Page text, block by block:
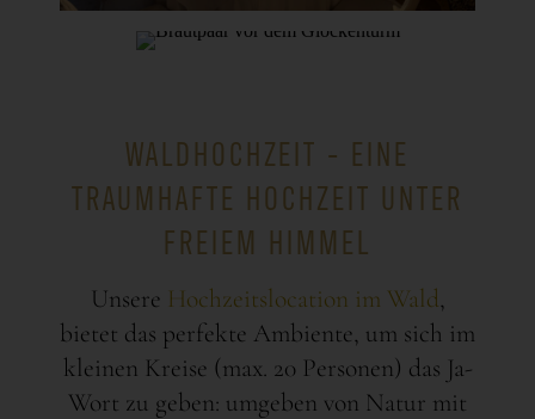
WALDHOCHZEIT - EINE
TRAUMHAFTE HOCHZEIT UNTER
FREIEM HIMMEL
Unsere Hochzeitslocation im Wald,
bietet das perfekte Ambiente, um sich im
kleinen Kreise (max. 20 Personen) das Ja-
Wort zu geben: umgeben von Natur mit